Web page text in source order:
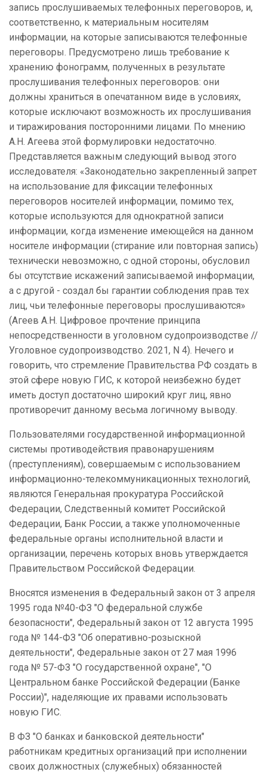
запись прослушиваемых телефонных переговоров, и,
соответственно, к материальным носителям
информации, на которые записываются телефонные
переговоры. Предусмотрено лишь требование к
хранению фонограмм, полученных в результате
прослушивания телефонных переговоров: они
должны храниться в опечатанном виде в условиях,
которые исключают возможность их прослушивания
и тиражирования посторонними лицами. По мнению
А.Н. Агеева этой формулировки недостаточно.
Представляется важным следующий вывод этого
исследователя: «Законодательно закрепленный запрет
на использование для фиксации телефонных
переговоров носителей информации, помимо тех,
которые используются для однократной записи
информации, когда изменение имеющейся на данном
носителе информации (стирание или повторная запись)
технически невозможно, с одной стороны, обусловил
бы отсутствие искажений записываемой информации,
а с другой - создал бы гарантии соблюдения прав тех
лиц, чьи телефонные переговоры прослушиваются»
(Агеев А.Н. Цифровое прочтение принципа
непосредственности в уголовном судопроизводстве //
Уголовное судопроизводство. 2021, N 4). Нечего и
говорить, что стремление Правительства РФ создать в
этой сфере новую ГИС, к которой неизбежно будет
иметь доступ достаточно широкий круг лиц, явно
противоречит данному весьма логичному выводу.
Пользователями государственной информационной
системы противодействия правонарушениям
(преступлениям), совершаемым с использованием
информационно-телекоммуникационных технологий,
являются Генеральная прокуратура Российской
Федерации, Следственный комитет Российской
Федерации, Банк России, а также уполномоченные
федеральные органы исполнительной власти и
организации, перечень которых вновь утверждается
Правительством Российской Федерации.
Вносятся изменения в Федеральный закон от 3 апреля
1995 года №40-ФЗ "О федеральной службе
безопасности", Федеральный закон от 12 августа 1995
года № 144-ФЗ "Об оперативно-розыскной
деятельности", Федеральные закон от 27 мая 1996
года № 57-ФЗ "О государственной охране", "О
Центральном банке Российской Федерации (Банке
России)", наделяющие их правами использовать
новую ГИС.
В ФЗ "О банках и банковской деятельности"
работникам кредитных организаций при исполнении
своих должностных (служебных) обязанностей